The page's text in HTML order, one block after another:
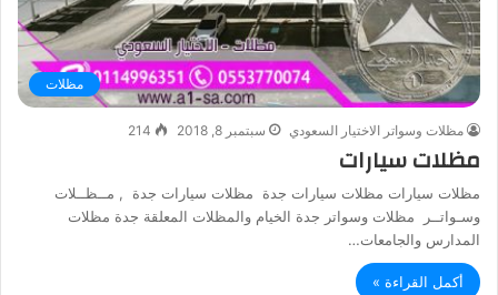
مظلات
مظلات وسواتر الاختيار السعودي سبتمبر 8, 2018 214
مظلات سيارات
مظلات سيارات مظلات سيارات جدة مظلات سيارات جدة , مــظــلات
وسـواتــر مظلات وسواتر جدة الخيام والمظلات المعلقة جدة مظلات
المدارس والجامعات…
أكمل القراءة »